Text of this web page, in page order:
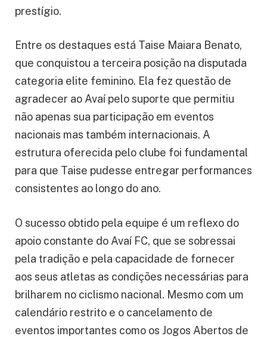
prestígio.
Entre os destaques está Taise Maiara Benato,
que conquistou a terceira posição na disputada
categoria elite feminino. Ela fez questão de
agradecer ao Avaí pelo suporte que permitiu
não apenas sua participação em eventos
nacionais mas também internacionais. A
estrutura oferecida pelo clube foi fundamental
para que Taise pudesse entregar performances
consistentes ao longo do ano.
O sucesso obtido pela equipe é um reflexo do
apoio constante do Avaí FC, que se sobressai
pela tradição e pela capacidade de fornecer
aos seus atletas as condições necessárias para
brilharem no ciclismo nacional. Mesmo com um
calendário restrito e o cancelamento de
eventos importantes como os Jogos Abertos de